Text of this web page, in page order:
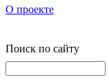
О проекте
Поиск по сайту